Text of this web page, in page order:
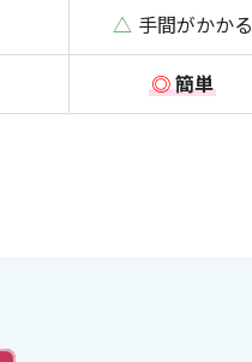
△ 手間がかかる
◎簡単